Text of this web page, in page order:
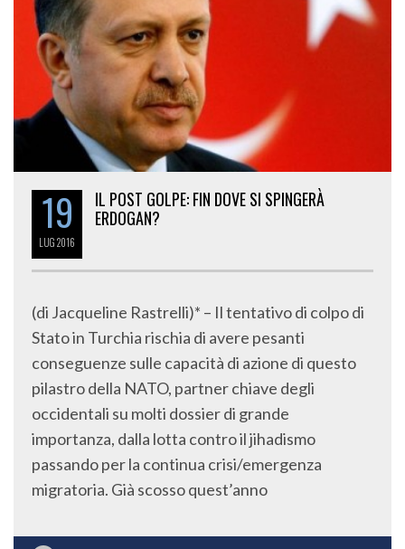
19
LUG2016
IL POST GOLPE: FIN DOVE SI SPINGERÀ
ERDOGAN?
(di Jacqueline Rastrelli)* – Il tentativo di colpo di
Stato in Turchia rischia di avere pesanti
conseguenze sulle capacità di azione di questo
pilastro della NATO, partner chiave degli
occidentali su molti dossier di grande
importanza, dalla lotta contro il jihadismo
passando per la continua crisi/emergenza
migratoria. Già scosso quest’anno